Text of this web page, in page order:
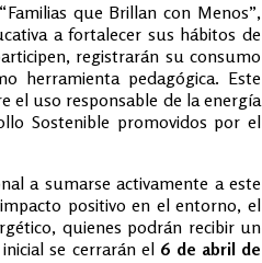
que Brillan con Menos”,
a fortalecer sus hábitos de
registrarán su consumo
herramienta pedagógica. Este
el uso responsable de la energía
Sostenible promovidos por el
a sumarse activamente a este
positivo en el entorno, el
quienes podrán recibir un
se cerrarán el 6 de abril de